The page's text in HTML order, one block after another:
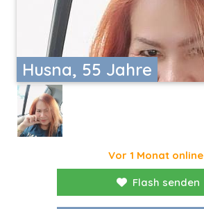
Husna, 55 Jahre
Vor 1 Monat online
Flash senden